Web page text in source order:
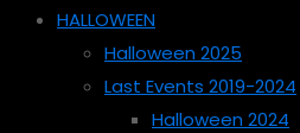
HALLOWEEN
Halloween 2025
Last Events 2019-2024
Halloween 2024